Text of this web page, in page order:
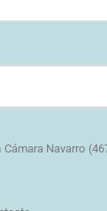
Navarro